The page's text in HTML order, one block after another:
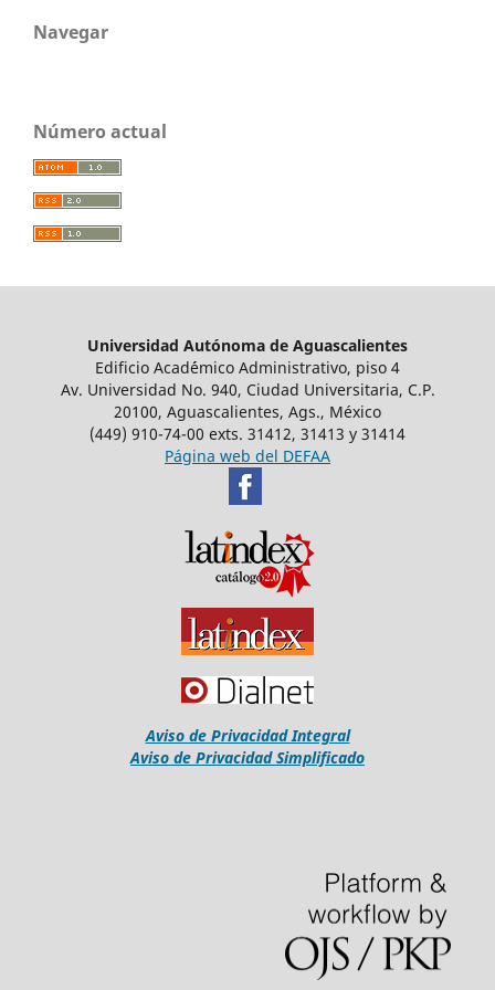
Navegar
Número actual
Universidad Autónoma de Aguascalientes
Edificio Acad´émico Administrativo, piso 4
Av. Universidad No. 940, Ciudad Universitaria, C.P.
20100, Aguascalientes, Ags., México
(449) 910-74-00 exts. 31412, 31413 y 31414
Página web del DEFAA
Aviso de Privacidad Integral
Aviso de Privacidad Simplificado